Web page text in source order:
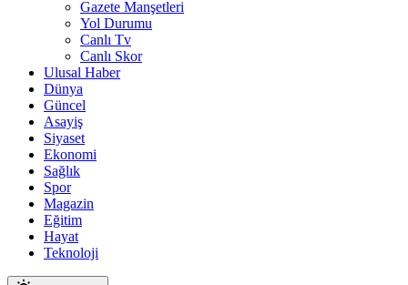
Gazete Manşetleri
Yol Durumu
Canlı Tv
Canlı Skor
Ulusal Haber
Dünya
Güncel
Asayiş
Siyaset
Ekonomi
Sağlık
Spor
Magazin
Eğitim
Hayat
Teknoloji